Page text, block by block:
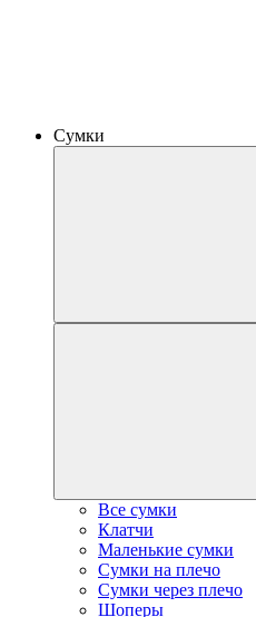
Сумки
Все сумки
Клатчи
Маленькие сумки
Сумки на плечо
Сумки через плечо
Шоперы